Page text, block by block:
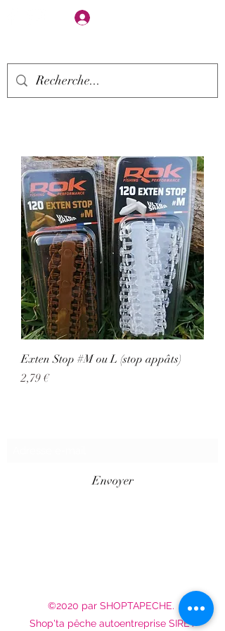
Exten Stop #M ou L (stop appâts)
Prix
2,79 €
Envoyer
©2020 par SHOPTAPECHE.
Shop'ta pêche autoentreprise SIRET